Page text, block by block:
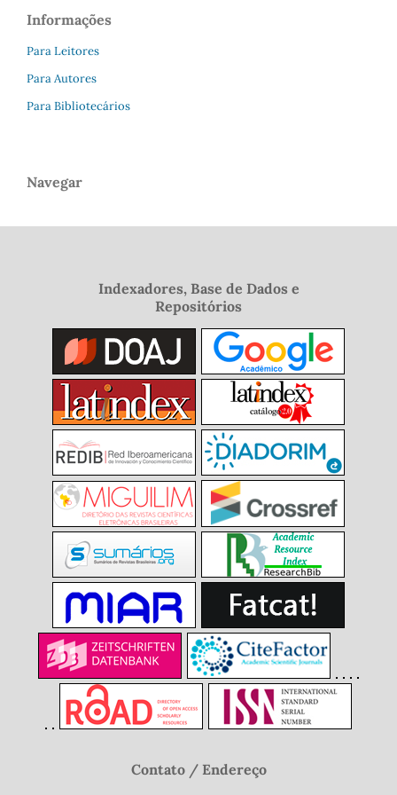
Informações
Para Leitores
Para Autores
Para Bibliotecários
Navegar
Indexadores, Base de Dados e
Repositórios
Contato / Endereço